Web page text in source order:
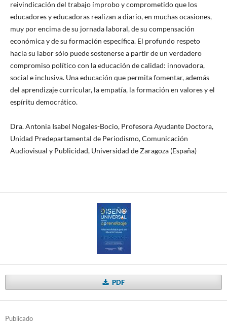
reivindicación del trabajo ímprobo y comprometido que los
educadores y educadoras realizan a diario, en muchas ocasiones,
muy por encima de su jornada laboral, de su compensación
económica y de su formación específica. El profundo respeto
hacia su labor sólo puede sostenerse a partir de un verdadero
compromiso político con la educación de calidad: innovadora,
social e inclusiva. Una educación que permita fomentar, además
del aprendizaje curricular, la empatía, la formación en valores y el
espíritu democrático.
Dra. Antonia Isabel Nogales-Bocio, Profesora Ayudante Doctora,
Unidad Predepartamental de Periodismo, Comunicación
Audiovisual y Publicidad, Universidad de Zaragoza (España)
PDF
Publicado